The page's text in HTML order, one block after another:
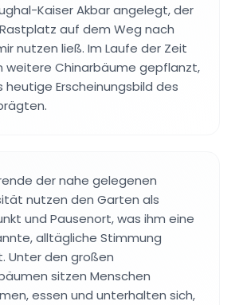
Kaiser Akbar angelegt, der
auf dem Weg nach
nutzen ließ. Im Laufe der Zeit
weitere Chinarbäume gepflanzt,
heutige Erscheinungsbild des
der nahe gelegenen
nutzen den Garten als
und Pausenort, was ihm eine
alltägliche Stimmung
Unter den großen
sitzen Menschen
essen und unterhalten sich,